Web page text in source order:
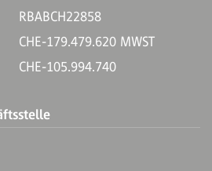
RBABCH22858
CHE-179.479.620 MWST
CHE-105.994.740